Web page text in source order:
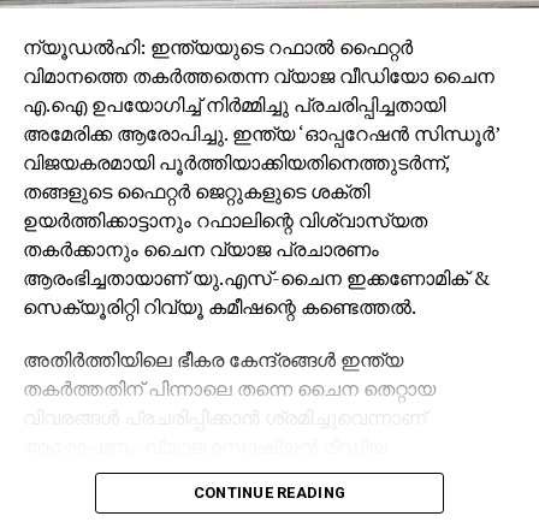
ന്യൂഡല്‍ഹി: ഇന്ത്യയുടെ റഫാല്‍ ഫൈറ്റര്‍
വിമാനത്തെ തകര്‍ത്തതെന്ന വ്യാജ വീഡിയോ ചൈന
എ.ഐ ഉപയോഗിച്ച് നിര്‍മ്മിച്ചു പ്രചരിപ്പിച്ചതായി
അമേരിക്ക ആരോപിച്ചു. ഇന്ത്യ ‘ഓപ്പറേഷന്‍ സിന്ധൂര്‍’
വിജയകരമായി പൂര്‍ത്തിയാക്കിയതിനെത്തുടര്‍ന്ന്,
തങ്ങളുടെ ഫൈറ്റര്‍ ജെറ്റുകളുടെ ശക്തി
ഉയര്‍ത്തിക്കാട്ടാനും റഫാലിന്റെ വിശ്വാസ്യത
തകര്‍ക്കാനും ചൈന വ്യാജ പ്രചാരണം
ആരംഭിച്ചതായാണ് യു.എസ്-ചൈന ഇക്കണോമിക് &
സെക്യൂരിറ്റി റിവ്യൂ കമീഷന്റെ കണ്ടെത്തല്‍.
അതിര്‍ത്തിയിലെ ഭീകര കേന്ദ്രങ്ങള്‍ ഇന്ത്യ
തകര്‍ത്തതിന് പിന്നാലെ തന്നെ ചൈന തെറ്റായ
വിവരങ്ങള്‍ പ്രചരിപ്പിക്കാന്‍ ശ്രമിച്ചുവെന്നാണ്
അക്കൗണ്ടുകളും ടിക് ടോക്ക് പോലുള്ള
പ്ലാറ്റ്ഫോമുകളും ഉപയോഗിച്ചാണ് ഈ പ്രചാരണ
CONTINUE READING